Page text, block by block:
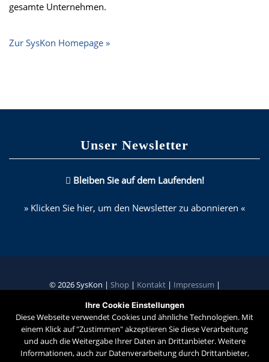
gesamte Unternehmen.
Zur SysKon Homepage »
Unser Newsletter
Bleiben Sie auf dem Laufenden!
» Klicken Sie hier, um den Newsletter zu abonnieren «
© 2026 SysKon | Shop| Kontakt| Impressum |
Datenschutzerklärung
Identifizierung des Vertrags, z.B. Bestellnummer*
Ihre Cookie Einstellungen
Diese Webseite verwendet Cookies und ähnliche Technologien. Mit
einem Klick auf "Zustimmen" akzeptieren Sie diese Verarbeitung
und auch die Weitergabe Ihrer Daten an Drittanbieter. Weitere
Informationen, auch zur Datenverarbeitung durch Drittanbieter,